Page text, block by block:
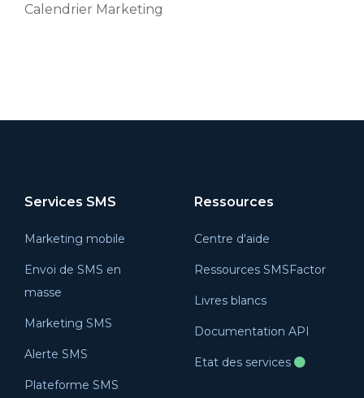
Calendrier Marketing
Services SMS
Marketing mobile
Envoi de SMS en
masse
Marketing SMS
Alerte SMS
Plateforme SMS
Ressources
Centre d'aide
Ressources SMSFactor
Livres blancs
Documentation API
Etat des services